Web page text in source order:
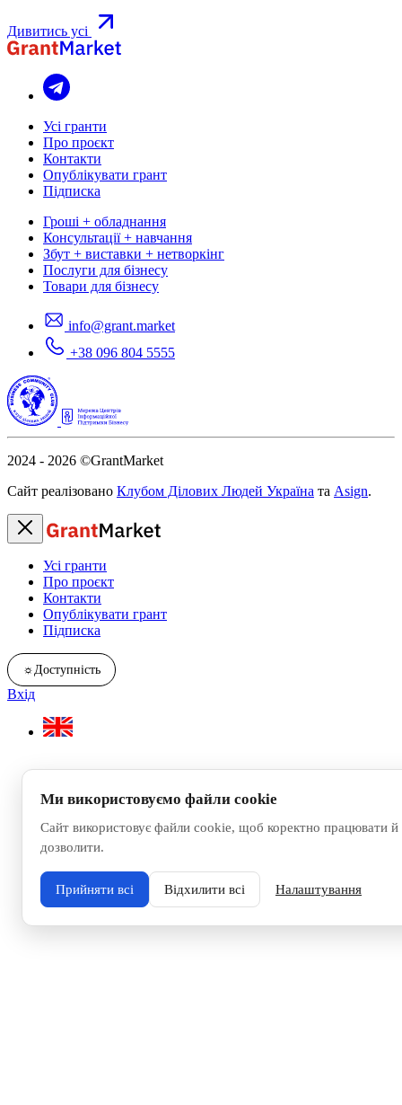
Дивитись усі
Усі гранти
Про проєкт
Контакти
Опублікувати грант
Підписка
Гроші + обладнання
Консультації + навчання
Збут + виставки + нетворкінг
Послуги для бізнесу
Товари для бізнесу
info@grant.market
+38 096 804 5555
2024 - 2026 ©GrantMarket
Сайт реалізовано Клубом Ділових Людей Україна та Asign.
Усі гранти
Про проєкт
Контакти
Опублікувати грант
Підписка
☼ Доступність
Вхід
Ми використовуємо файли cookie
Сайт використовує файли cookie, щоб коректно працювати
дозволити.
Прийняти всі Відхилити всі Налаштування